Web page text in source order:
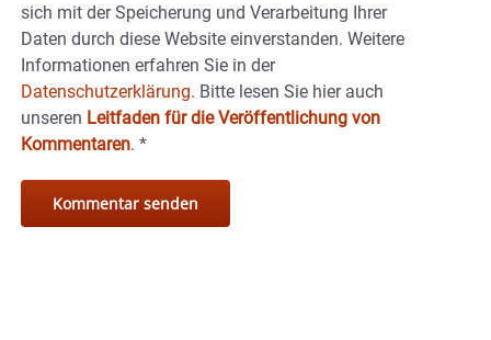
sich mit der Speicherung und Verarbeitung Ihrer
Daten durch diese Website einverstanden. Weitere
Informationen erfahren Sie in der
Datenschutzerklärung. Bitte lesen Sie hier auch
unseren Leitfaden für die Veröffentlichung von
Kommentaren. *